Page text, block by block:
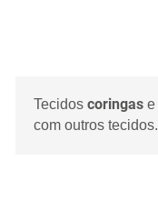
Tecidos coringas e
com outros tecidos.